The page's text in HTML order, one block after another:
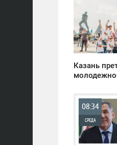
2 001
Казань
08:34
СРЕДА